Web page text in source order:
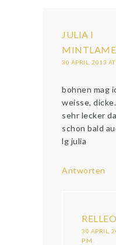
JULIA I
30 APRIL, 2013 AT
bohnen mag
weisse,
sehr lecker
schon bald
lg julia
Antworten
30 APRIL,
P.M.